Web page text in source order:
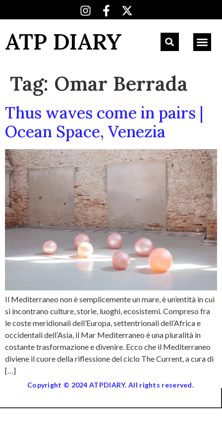
ATP DIARY
Tag: Omar Berrada
Thus waves come in pairs |
Ocean Space, Venezia
Il Mediterraneo non è semplicemente un mare, è un’entità in cui
si incontrano culture, storie, luoghi, ecosistemi. Compreso fra
le coste meridionali dell’Europa, settentrionali dell’Africa e
occidentali dell’Asia, il Mar Mediterraneo è una pluralità in
costante trasformazione e divenire. Ecco che il Mediterraneo
diviene il cuore della riflessione del ciclo The Current, a cura di
[…]
Copyright © 2024 ATPDIARY. All rights reserved.